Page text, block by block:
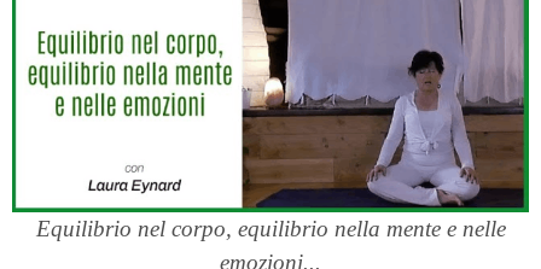
Equilibrio nel corpo, equilibrio nella mente e nelle
emozioni...